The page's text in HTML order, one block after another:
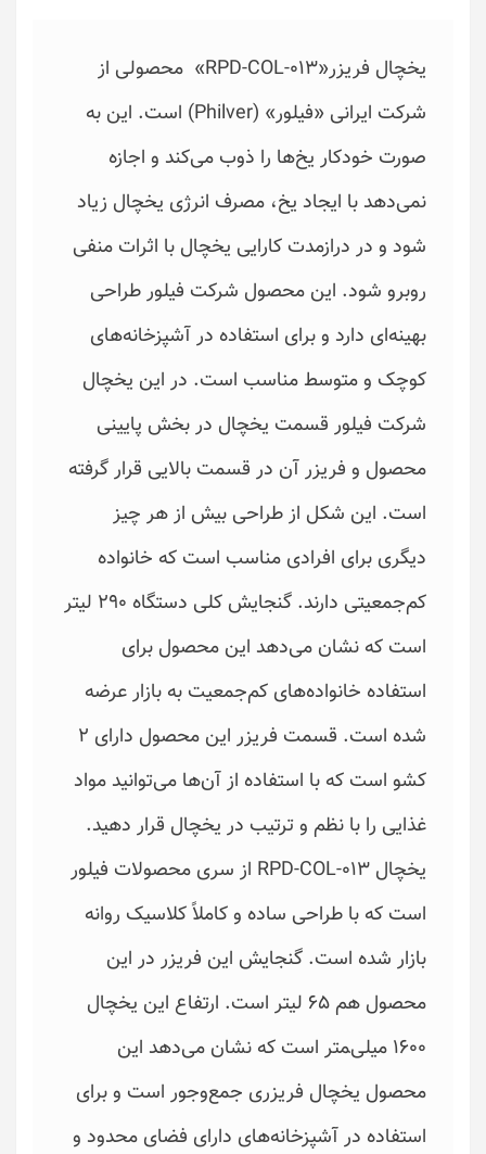
یخچال فریزر«RPD-COL-013» محصولی از
شرکت ایرانی «فیلور» (Philver) است. این به
صورت خودکار یخ‌ها را ذوب می‌کند و اجازه
نمی‌دهد با ایجاد یخ، مصرف انرژی یخچال زیاد
شود و در درازمدت کارایی یخچال با اثرات منفی
روبرو شود. این محصول شرکت فیلور طراحی
بهینه‌ای دارد و برای استفاده در آشپزخانه‌های
کوچک و متوسط مناسب است. در این یخچال
شرکت فیلور قسمت یخچال در بخش پایینی
محصول و فریزر آن در قسمت بالایی قرار گرفته
است. این شکل از طراحی بیش از هر چیز
دیگری برای افرادی مناسب است که خانواده
کم‌جمعیتی دارند. گنجایش کلی دستگاه 290 لیتر
است که نشان می‌دهد این محصول برای
استفاده خانواده‌های کم‌جمعیت به بازار عرضه
شده است. قسمت فریزر این محصول دارای 2
کشو است که با استفاده از آن‌ها می‌توانید مواد
غذایی را با نظم و ترتیب در یخچال قرار دهید.
یخچال RPD-COL-013 از سری محصولات فیلور
است که با طراحی ساده و کاملاً کلاسیک روانه
بازار شده است. گنجایش این فریزر در این
محصول هم 65 لیتر است. ارتفاع این یخچال
1600 میلی‌‍متر است که نشان می‌دهد این
محصول یخچال فریزری جمع‌وجور است و برای
استفاده در آشپزخانه‌های دارای فضای محدود و